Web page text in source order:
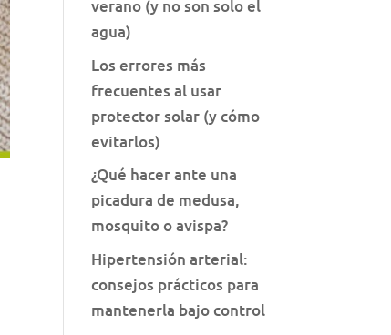
verano (y no son solo el
agua)
Los errores más
frecuentes al usar
protector solar (y cómo
evitarlos)
¿Qué hacer ante una
picadura de medusa,
mosquito o avispa?
Hipertensión arterial:
consejos prácticos para
mantenerla bajo control